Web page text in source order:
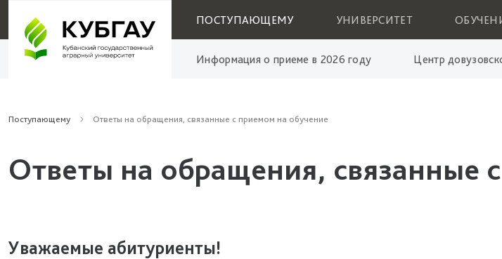
ПОСТУПАЮЩЕМУ УНИВЕРСИТЕТ
Информация о приеме в 2026 году Центр
Поступающему Ответы на обращения, связанные с приемом на обучение
Ответы на обращения, связанные
Уважаемые абитуриенты!